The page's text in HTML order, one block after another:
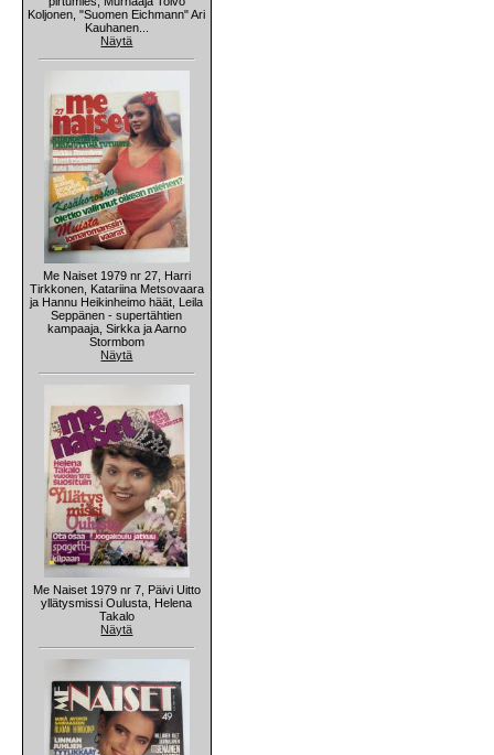
Koljonen, "Suomen Eichmann" Ari
Kauhanen...
Näytä
Me Naiset 1979 nr 27, Harri
Tirkkonen, Katariina Metsovaara
ja Hannu Heikinheimo häät, Leila
Seppänen - supertähtien
kampaaja, Sirkka ja Aarno
Stormbom
Näytä
Me Naiset 1979 nr 7, Päivi Uitto
yllätysmissi Oulusta, Helena
Takalo
Näytä